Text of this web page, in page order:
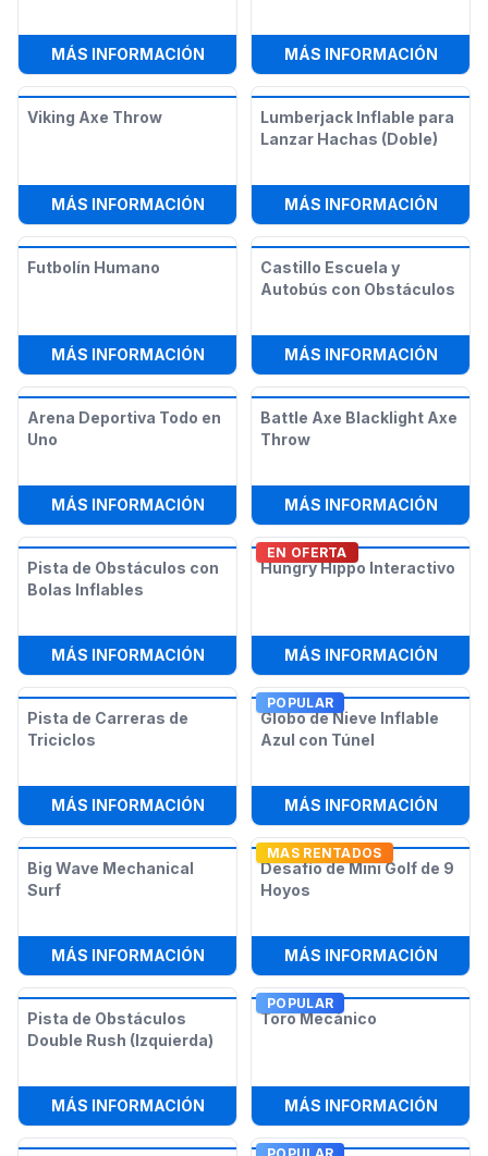
MÁS INFORMACIÓN: COMBO BUNGEE RUN & JOUST
MÁS INFORMACIÓN:
Viking Axe Throw
MÁS INFORMACIÓN: VIKING AXE THROW
Lumberjack Inflable para
Lanzar Hachas (Doble)
MÁS INFORMACIÓN:
Futbolín Humano
MÁS INFORMACIÓN: FUTBOLÍN HUMANO
Castillo Escuela y
Autobús con Obstáculos
MÁS INFORMACIÓN:
Arena Deportiva Todo en
Uno
MÁS INFORMACIÓN: ARENA DEPORTIVA TODO EN UNO
Battle Axe Blacklight Axe
Throw
MÁS INFORMACIÓN:
Pista de Obstáculos con
Bolas Inflables
MÁS INFORMACIÓN: PISTA DE OBSTÁCULOS CON
EN OFERTA
Hungry Hippo Interactivo
MÁS INFORMACIÓN:
Pista de Carreras de
Triciclos
MÁS INFORMACIÓN: PISTA DE CARRERAS DE
POPULAR
Globo de Nieve Inflable
Azul con Túnel
MÁS INFORMACIÓN:
Big Wave Mechanical
Surf
MÁS INFORMACIÓN: BIG WAVE MECHANICAL SURF
MAS RENTADOS
Desafío de Mini Golf de 9
Hoyos
MÁS INFORMACIÓN:
Pista de Obstáculos
Double Rush (Izquierda)
MÁS INFORMACIÓN: PISTA DE OBSTÁCULOS DOUBLE
POPULAR
Toro Mecánico
MÁS INFORMACIÓN: